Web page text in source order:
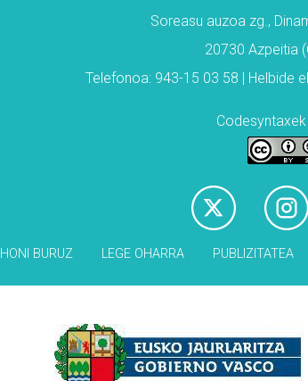
Soreasu auzoa zg.,
20730 Azpeitia
Telefonoa: 943-15 03 58 | Helbide
HONI BURUZ LEGE OHARRA PUBLIZITATEA